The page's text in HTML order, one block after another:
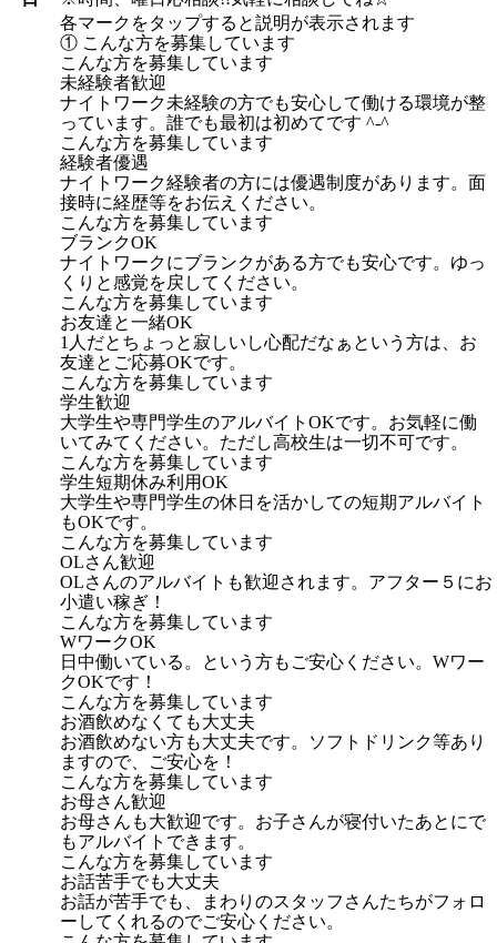
各マークをタップすると説明が表示されます
① こんな方を募集しています
こんな方を募集しています
未経験者歓迎
ナイトワーク未経験の方でも安心して働ける環境が整
っています。誰でも最初は初めてです ^-^
こんな方を募集しています
経験者優遇
ナイトワーク経験者の方には優遇制度があります。面
接時に経歴等をお伝えください。
こんな方を募集しています
ブランクOK
ナイトワークにブランクがある方でも安心です。ゆっ
くりと感覚を戻してください。
こんな方を募集しています
お友達と一緒OK
1人だとちょっと寂しいし心配だなぁという方は、お
友達とご応募OKです。
こんな方を募集しています
学生歓迎
大学生や専門学生のアルバイトOKです。お気軽に働
いてみてください。ただし高校生は一切不可です。
こんな方を募集しています
学生短期休み利用OK
大学生や専門学生の休日を活かしての短期アルバイト
もOKです。
こんな方を募集しています
OLさん歓迎
OLさんのアルバイトも歓迎されます。アフター５にお
小遣い稼ぎ！
こんな方を募集しています
WワークOK
日中働いている。という方もご安心ください。Wワー
クOKです！
こんな方を募集しています
お酒飲めなくても大丈夫
お酒飲めない方も大丈夫です。ソフトドリンク等あり
ますので、ご安心を！
こんな方を募集しています
お母さん歓迎
お母さんも大歓迎です。お子さんが寝付いたあとにで
もアルバイトできます。
こんな方を募集しています
お話苦手でも大丈夫
お話が苦手でも、まわりのスタッフさんたちがフォロ
ーしてくれるのでご安心ください。